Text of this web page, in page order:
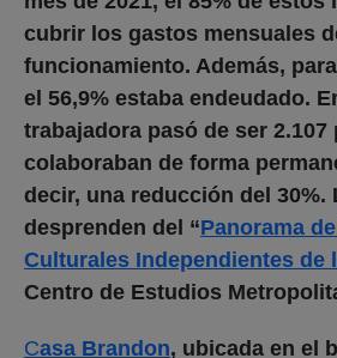
cubrir los gastos mensuales
funcionamiento. Además,
el 56,9% estaba endeudado.
trabajadora pasó de ser 2.107
colaboraban de forma
decir, una reducción del 30%.
desprenden del “Panorama
Culturales Independientes de
Centro de Estudios
Casa Brandon, ubicada en el